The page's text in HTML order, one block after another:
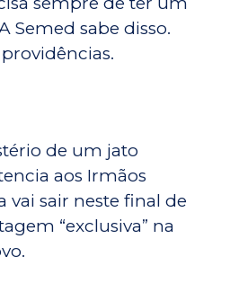
Semed sabe disso.
de um jato
aos Irmãos
vai sair neste final de
“exclusiva” na